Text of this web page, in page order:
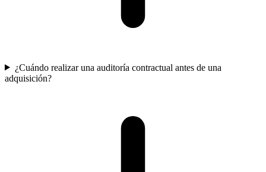
¿Cuándo realizar una auditoría contractual antes de una
adquisición?